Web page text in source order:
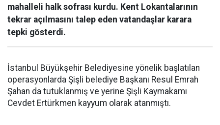
mahalleli halk sofrası kurdu. Kent Lokantalarının
tekrar açılmasını talep eden vatandaşlar karara
tepki gösterdi.
İstanbul Büyükşehir Belediyesine yönelik başlatılan
operasyonlarda Şişli belediye Başkanı Resul Emrah
Şahan da tutuklanmış ve yerine Şişli Kaymakamı
Cevdet Ertürkmen kayyum olarak atanmıştı.